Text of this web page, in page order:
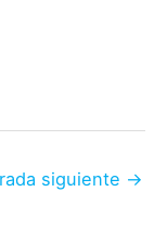
siguiente →